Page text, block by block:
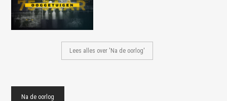
Lees alles over 'Na de oorlog'
Na de oorlog